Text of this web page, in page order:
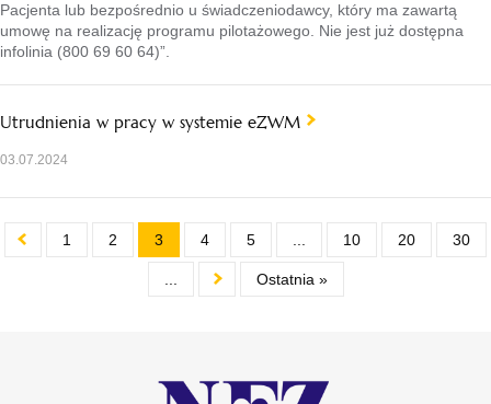
Pacjenta lub bezpośrednio u świadczeniodawcy, który ma zawartą
umowę na realizację programu pilotażowego. Nie jest już dostępna
infolinia (800 69 60 64)”.
Utrudnienia w pracy w systemie eZWM
03.07.2024
1 2 3 4 5 10 20 30
Ostatnia »